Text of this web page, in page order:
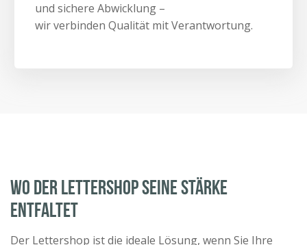
und sichere Abwicklung –
wir verbinden Qualität mit Verantwortung.
WO DER LETTERSHOP SEINE STÄRKE
ENTFALTET
Der Lettershop ist die ideale Lösung, wenn Sie Ihre